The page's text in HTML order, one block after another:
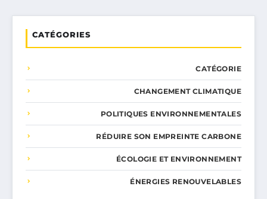
CATÉGORIES
CATÉGORIE
CHANGEMENT CLIMATIQUE
POLITIQUES ENVIRONNEMENTALES
RÉDUIRE SON EMPREINTE CARBONE
ÉCOLOGIE ET ENVIRONNEMENT
ÉNERGIES RENOUVELABLES